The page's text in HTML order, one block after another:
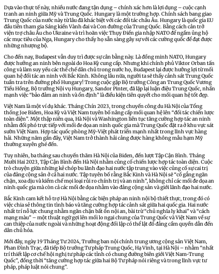
Dựa vào thực tế này, nhiều nước đang tận dụng – chính xác hơn là lợi dụng – cuộc cạnh
tranh an ninh giữa Mỹ và Trung Quốc. Hungary là một trường hợp. Chính sách bang giao
Trung Quốc của nước này từ lâu đã khác biệt với các đối tác châu Âu. Hungary là quốc gia EU
đầu tiên tham gia Sáng kiến ​​Vành đai và Con đường của Trung Quốc. Bằng cách cản trở
viện trợ châu Âu cho Ukraine và trì hoãn việc Thụy Điển gia nhập NATO để ngầm ủng hộ
các mục tiêu của Nga, Hungary cho thấy họ sẵn sàng gây sự với các cường quốc để đạt được
những nhượng bộ.
Cho đến nay, Budapest vẫn duy trì được sự cân bằng này. Là đồng minh NATO, Hungary
được hưởng an ninh bên ngoài do Hoa Kỳ cung cấp. Nhưng khi chính phủ Viktor Orban tấn
công và làm suy yếu các thể chế dân chủ trong nước họ, Budapest lại được hưởng lợi từ mối
quan hệ đối tác an ninh với Bắc Kinh. Không lâu nữa, người ta sẽ thấy ​​cảnh sát Trung Quốc
tuần tra trên đường phố Hungary! Trong cuộc gặp Bộ trưởng Công an Trung Quốc Vương
Tiểu Hồng, Bộ trưởng Nội vụ Hungary, Sandor Pinter, đã lặp lại luận điệu Trung Quốc, nhấn
mạnh việc “bảo đảm an ninh và ổn định” là điều kiện tiên quyết cho mối quan hệ tốt đẹp.
Việt Nam là một ví dụ khác. Tháng Chín 2023, trong chuyến công du Hà Nội của Tổng
thống Joe Biden, Hoa Kỳ và Việt Nam tuyên bố nâng cấp mối quan hệ lên “đối tác chiến lược
toàn diện”. Một thập niên qua, Hà Nội và Washington liên tục tăng cường hợp tác an ninh
nhằm đối phó trực tiếp với mối đe dọa an ninh quốc gia mà Trung Quốc đặt ra ở khu vực sát
sườn Việt Nam. Hợp tác quốc phòng Mỹ-Việt phát triển mạnh nhất trong lĩnh vực hàng
hải. Những năm gần đây, Việt Nam trở thành hải cảng được hàng không mẫu hạm Mỹ
thường xuyên ghé đến.
Tuy nhiên, ba tháng sau chuyến thăm Hà Nội của Biden, đến lượt Tập Cận Bình. Tháng
Mười Hai 2023, Tập Cận Bình đến Hà Nội nhằm củng cố chiến lược hợp tác toàn diện. Cuộc
trò chuyện giữa những kẻ chóp bu lãnh đạo hai nước tập trung vào việc củng cố sự cai trị
của đảng cộng sản ở cả hai nước. Tập tuyên bố rằng Bắc Kinh và Hà Nội sẽ “cố gắng ngăn
chặn, xoa dịu và kiềm chế mọi loại rủi ro chính trị và an ninh”, không chỉ các mối đe dọa an
ninh quốc gia mà còn cả các mối đe dọa nhằm vào đảng cộng sản và giới lãnh đạo hai nước.
Bắc Kinh cam kết hỗ trợ Hà Nội bằng các biện pháp an ninh nội bộ thiết thực, trong đó có
việc chia sẻ thông tin tình báo và tăng cường hợp tác cảnh sát giữa hai quốc gia. Hai nước
nhất trí nỗ lực chung nhằm ngăn chặn bất ổn nội an, bài trừ “chủ nghĩa ly khai” và “cách
mạng màu” – một thuật ngữ gợi lên mối lo ngại chung của Trung Quốc và Việt Nam về sự
can thiệp của nước ngoài và những hoạt động đối lập có thể lật đổ đảng cầm quyền dẫn đến
dân chủ hóa.
Mới đây, ngày 19 Tháng Tư 2024, Trưởng ban nội chính trung ương cộng sản Việt Nam,
Phan Đình Trạc, đã tiếp Bộ trưởng Tư pháp Trung Quốc, Hạ Vinh, tại Hà Nội – nhằm “nhất
trí thiết lập cơ chế hội nghị tư pháp các tỉnh có chung đường biên giới Việt Nam-Trung
Quốc”, đồng thời “tăng cường hợp tác giữa hai Bộ Tư pháp nói riêng và trong lĩnh vực tư
pháp, pháp luật nói chung”.